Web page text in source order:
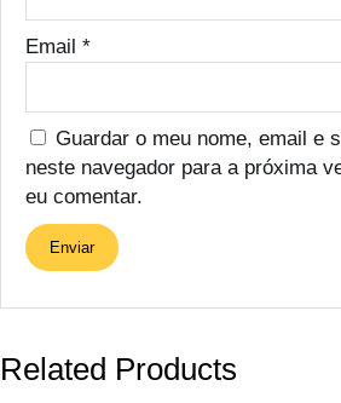
Email *
Guardar o meu nome, email e
neste navegador para a próxima
eu comentar.
Related Products